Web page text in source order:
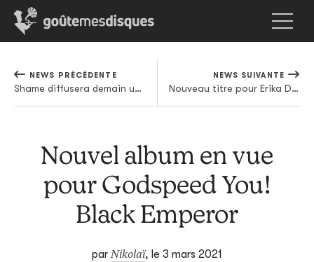
NEWS PRÉCÉDENTE
Shame diffusera demain un objet mélangeant documentaire et live
NEWS SUIVANTE
Nouveau titre pour Erika De Casier, potentielle next big thing du R&B européen
Nouvel album en vue
pour Godspeed You!
Black Emperor
parNikolaï, le 3 mars 2021